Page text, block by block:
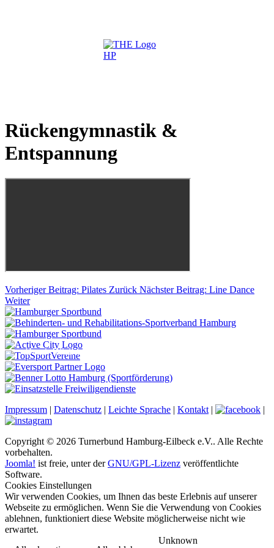
Rückengymnastik &
Entspannung
Durch Klicken auf diesen iFrame werden die Cookies hinterlegt
Vorheriger Beitrag: Pilates Zurück Nächster Beitrag: Line Dance
Weiter
Impressum | Datenschutz | Leichte Sprache | Kontakt | |
Copyright © 2026 Turnerbund Hamburg-Eilbeck e.V.. Alle Rechte
vorbehalten.
Joomla! ist freie, unter derGNU/GPL-Lizenz veröffentlichte
Software.
Cookies Einstellungen
Wir verwenden Cookies, um Ihnen das beste Erlebnis auf unserer
Webseite zu ermöglichen. Wenn Sie die Verwendung von Cookies
ablehnen, funktioniert diese Website möglicherweise nicht wie
erwartet.
Unknown